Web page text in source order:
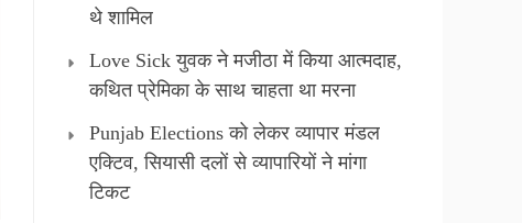
थे शामिल
Love Sick युवक ने मजीठा में किया आत्मदाह,
कथित प्रेमिका के साथ चाहता था मरना
Punjab Elections को लेकर व्यापार मंडल
एक्टिव, सियासी दलों से व्यापारियों ने मांगा
टिकट